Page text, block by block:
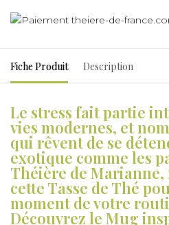
Fiche Produit Description
Le stress fait partie
vies modernes, et
qui rêvent de se
exotique comme les
Théière de
cette Tasse de Thé
moment de votre
Découvrez le Mug